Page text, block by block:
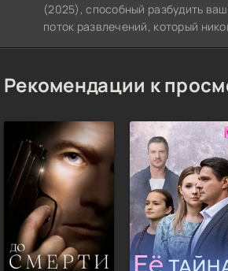
(2025), способный разбудить
поток развлечений, который
Рекомендации к